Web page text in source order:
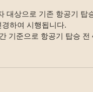
대상으로 기존 항공기
하여 시행됩니다.
기준으로 항공기 탑승